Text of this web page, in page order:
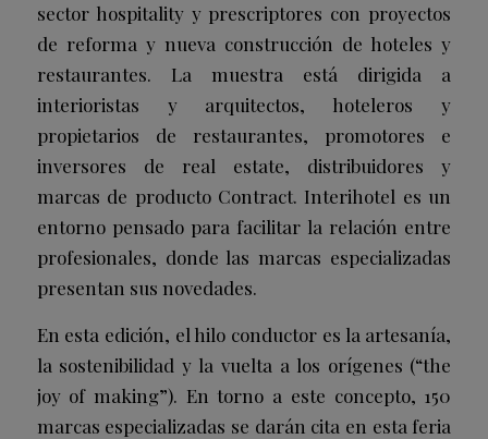
sector hospitality y prescriptores con proyectos
de reforma y nueva construcción de hoteles y
restaurantes. La muestra está dirigida a
interioristas y arquitectos, hoteleros y
propietarios de restaurantes, promotores e
inversores de real estate, distribuidores y
marcas de producto Contract. Interihotel es un
entorno pensado para facilitar la relación entre
profesionales, donde las marcas especializadas
presentan sus novedades.
En esta edición, el hilo conductor es la artesanía,
la sostenibilidad y la vuelta a los orígenes (“the
joy of making”). En torno a este concepto, 150
marcas especializadas se darán cita en esta feria